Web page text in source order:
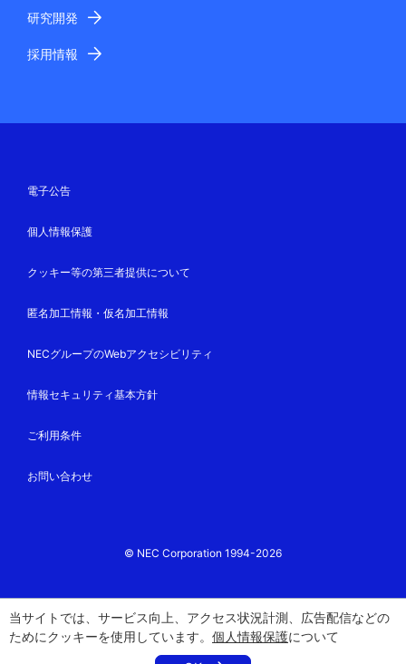
当サイトでは、サービス向上、アクセス状況計測、広告配信などの
ためにクッキーを使用しています。 個人情報保護について
研究開発
採用情報
電子公告
個人情報保護
クッキー等の第三者提供について
匿名加工情報・仮名加工情報
NECグループのWebアクセシビリティ
情報セキュリティ基本方針
ご利用条件
お問い合わせ
© NEC Corporation 1994-2026